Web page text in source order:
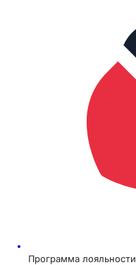
Программа лояльности